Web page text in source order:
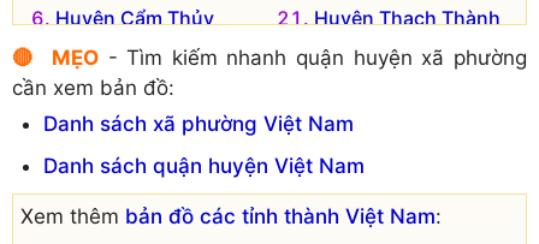
Huyện Cẩm Thủy
Huyện Đông Sơn
Huyện Hà Trung
Huyện Hậu Lộc
Huyện Hoằng Hóa
Huyện Lang Chánh
Huyện Mường Lát
Huyện Thạch Thành
Huyện Thiệu Hóa
Huyện Thường Xuân
Huyện Vĩnh Lộc
Huyện Yên Định
🔴 MẸO- Tìm kiếm nhanh quận huyện xã phường
cần xem bản đồ:
Danh sách xã phường Việt Nam
Danh sách quận huyện Việt Nam
Xem thêm bản đồ các tỉnh thành Việt Nam: